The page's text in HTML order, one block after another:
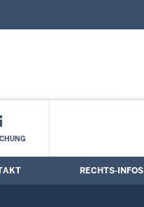
RECHTS-INFOS